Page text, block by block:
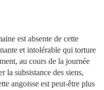
est absente de cette
et intolérable qui torture
au cours de la journée
la subsistance des siens,
angoisse est peut-être plus